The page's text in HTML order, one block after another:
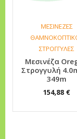
ΜΕΣΙΝΕΖΕΣ
ΣΤΡΟΓΓΥΛΕΣ
Μεσινέζα
Στρογγυλή
349m
154,88 €